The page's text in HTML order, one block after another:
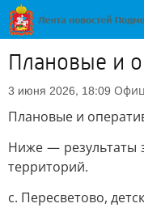
Плановые и
3 июня 2026, 18:09
Плановые и
Ниже — результаты
территорий.
с. Пересветово,